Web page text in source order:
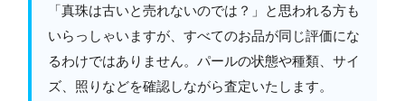
「真珠は古いと売れないのでは？」と思われる方も
いらっしゃいますが、すべてのお品が同じ評価にな
るわけではありません。パールの状態や種類、サイ
ズ、照りなどを確認しながら査定いたします。